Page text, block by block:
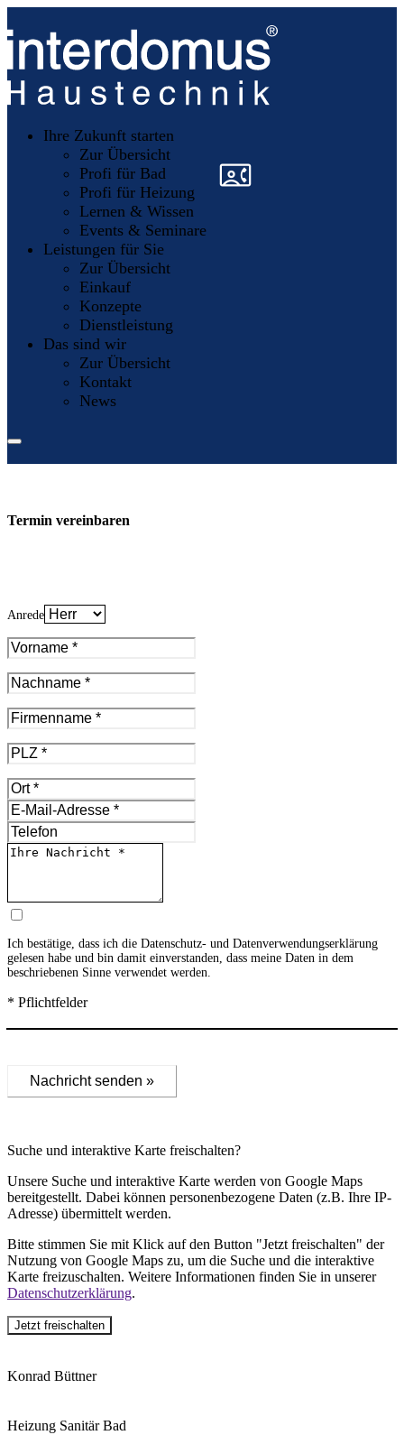
Ihre Zukunft starten
Zur Übersicht
Profi für Bad
Profi für Heizung
Lernen & Wissen
Events & Seminare
Leistungen für Sie
Zur Übersicht
Einkauf
Konzepte
Dienstleistung
Das sind wir
Zur Übersicht
Kontakt
News
»
Termin vereinbaren
Anrede
Ich bestätige, dass ich die Datenschutz- und Datenverwendungserklärung
gelesen habe und bin damit einverstanden, dass meine Daten in dem
beschriebenen Sinne verwendet werden.
* Pflichtfelder
Nachricht senden »
Suche und interaktive Karte freischalten?
Unsere Suche und interaktive Karte werden von Google Maps
bereitgestellt. Dabei können personenbezogene Daten (z.B. Ihre IP-
Adresse) übermittelt werden.
Bitte stimmen Sie mit Klick auf den Button "Jetzt freischalten" der
Nutzung von Google Maps zu, um die Suche und die interaktive
Karte freizuschalten. Weitere Informationen finden Sie in unserer
Datenschutzerklärung.
Jetzt freischalten
Konrad Büttner
Heizung Sanitär Bad